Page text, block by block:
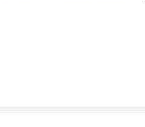
знаменитая своим